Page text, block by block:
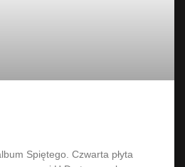
Spiętego. Czwarta płyta